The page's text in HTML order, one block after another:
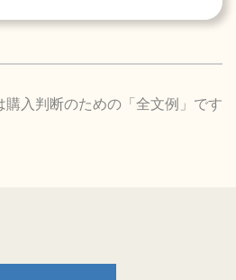
購入判断のための「全文例」です